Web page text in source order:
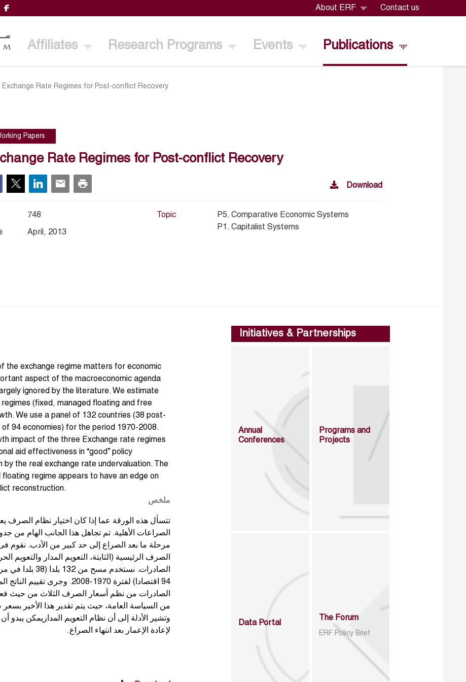
About ERF Contact us
Affiliates Research Programs Events Publications
Exchange Rate Regimes for Post-conflict Recovery
Papers
Rate Regimes for Post-conflict Recovery
Download
748
April, 2013
Topic
P5. Comparative Economic Systems
P1. Capitalist Systems
the exchange regime matters for economic
aspect of the macroeconomic agenda
ignored by the literature. We estimate
(fixed, managed floating and free
We use a panel of 132 countries (38 post-
94 economies) for the period 1970-2008.
impact of the three Exchange rate regimes
aid effectiveness in “good” policy
the real exchange rate undervaluation. The
regime appears to have an edge on
reconstruction.
ملخص
تتسأل هذه الورقة عما إذا كان اختيار نظام الصرف
الصراعات الأهلية. تم تجاهل هذا الجانب الهام من
مرحلة ما بعد الصراع إلى حد كبير من الأدب. نقوم فى
الصرف الرئيسية (الثابتة، التعويم المدار والتعويم
الصادرات. نستخدم
94 اقتصادا) لفترة 1970-2008.
الصادرات من نظم أسعار الصرف الثلاث من حيث
من السياسة العامة، حيث يتم تقدير هذا الأخير
وتشير الأدلة إلى أن نظام التعويم المداريمكن يبدو
لإعادة الإعمار بعد انتهاء الصراع.
Initiatives & Partnerships
Annual
Conferences
Programs and
Projects
Data Portal
The Forum
ERF Policy Brief